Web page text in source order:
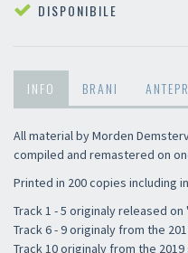
DISPONIBILE
INFO BRANI
All material by Morden
compiled and remastered on
Printed in 200 copies including
Track 1 - 5 originaly released
Track 6 - 9 originaly from the
Track 10 originaly from the